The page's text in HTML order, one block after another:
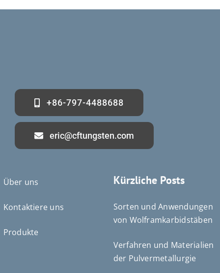
+86-797-4488688
eric@cftungsten.com
Über uns
Kontaktiere uns
Produkte
Kürzliche Posts
Sorten und Anwendungen
von Wolframkarbidstäben
Verfahren und Materialien
der Pulvermetallurgie
Português do Brasil